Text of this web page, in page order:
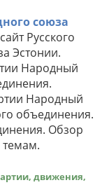
союза
Русского
Эстонии.
Народный
Народный
объединения.
Обзор
движения,